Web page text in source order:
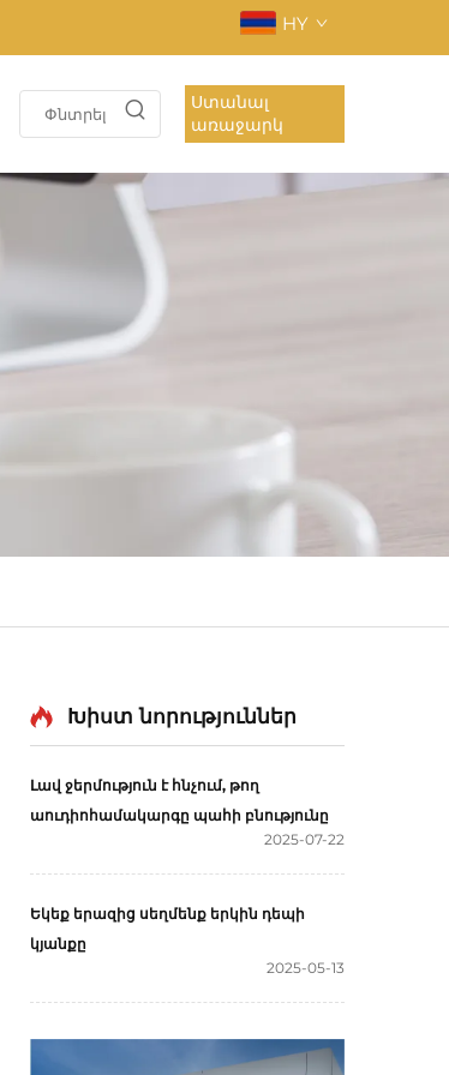
HY
Ստանալ
առաջարկ
Խիստ նորություններ
Լավ ջերմություն է հնչում, թող
աուդիոհամակարգը պահի բնությունը
2025-07-22
Եկեք երազից սեղմենք երկին դեպի
կյանքը
2025-05-13